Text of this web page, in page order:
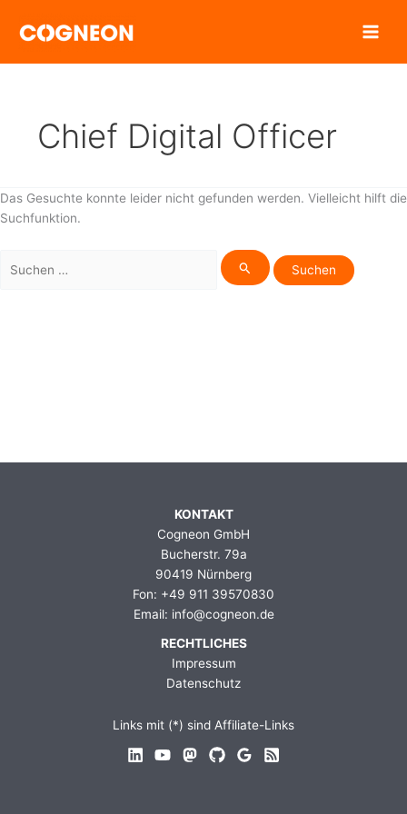
Inhalt
Chief Digital Officer
Das Gesuchte konnte leider nicht gefunden werden. Vielleicht hilft die
Suchfunktion.
nach:
KONTAKT
Cogneon GmbH
Bucherstr. 79a
90419 Nürnberg
Fon: +49 911 39570830
Email: info@cogneon.de
RECHTLICHES
Impressum
Datenschutz
Links mit (*) sind Affiliate-Links